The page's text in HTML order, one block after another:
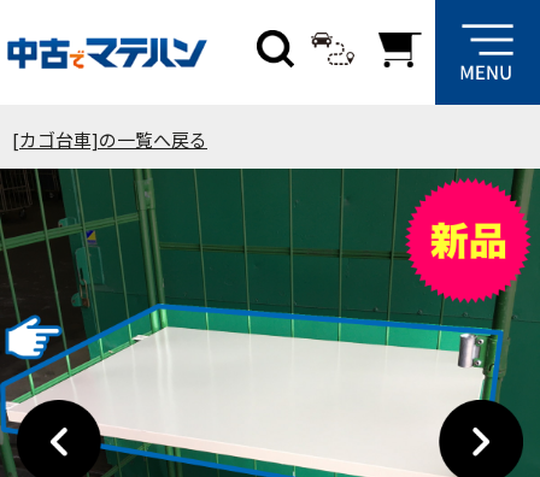
[カゴ台車]の一覧へ戻る